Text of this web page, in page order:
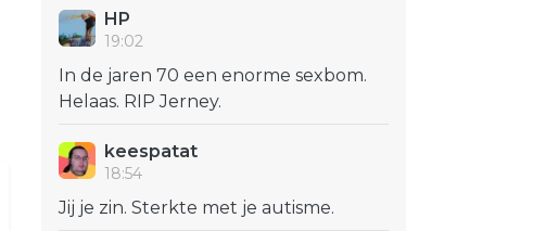
HP
19:02
In de jaren 70 een enorme sexbom.
Helaas. RIP Jerney.
keespatat
18:54
Jij je zin. Sterkte met je autisme.